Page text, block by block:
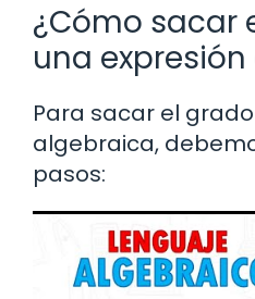
¿Cómo sacar
una
Para sacar el
algebraica,
pasos: